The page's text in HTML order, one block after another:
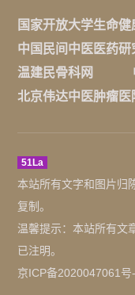
国家开放大学生命健
中国民间中医医药研
温建民骨科网
北京伟达中医肿瘤医
51La
本站所有文字和图片归
复制。
温馨提示：本站所有文
已注明。
京ICP备2020047061号